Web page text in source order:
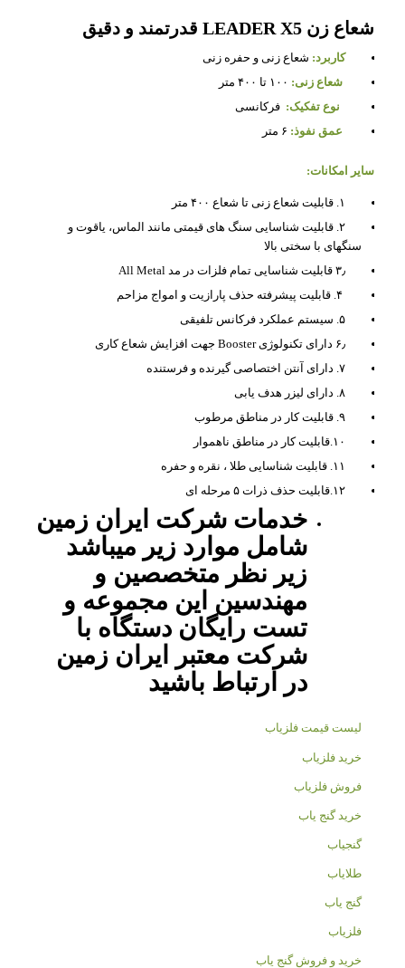
شعاع زن LEADER X5 قدرتمند و دقیق
کاربرد: شعاع زنی و حفره زنی
شعاع زنی:
نوع تفکیک: فرکانسی
عمق نفوذ:
سایر امکانات:
۲. قابلیت شناسایی سنگ های قیمتی مانند الماس، یاقوت و
سنگهای با سختی بالا
خدمات شرکت ایران زمین
شامل موارد زیر میباشد
زیر نظر متخصصین و
مهندسین این مجموعه و
تست رایگان دستگاه با
شرکت معتبر ایران زمین
در ارتباط باشید
لیست قیمت فلزیاب
خرید فلزیاب
فروش فلزیاب
خرید گنج یاب
گنجیاب
طلایاب
گنج یاب
فلزیاب
خرید و فروش گنج یاب